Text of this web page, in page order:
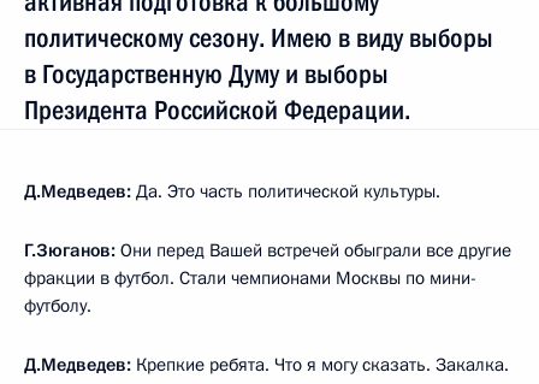
политическому сезону. Имею в виду выборы
в Государственную Думу и выборы
Президента Российской Федерации.
Д.Медведев: Да. Это часть политической культуры.
Г.Зюганов: Они перед Вашей встречей обыграли все другие
фракции в футбол. Стали чемпионами Москвы по мини-
футболу.
Д.Медведев: Крепкие ребята. Что я могу сказать. Закалка.